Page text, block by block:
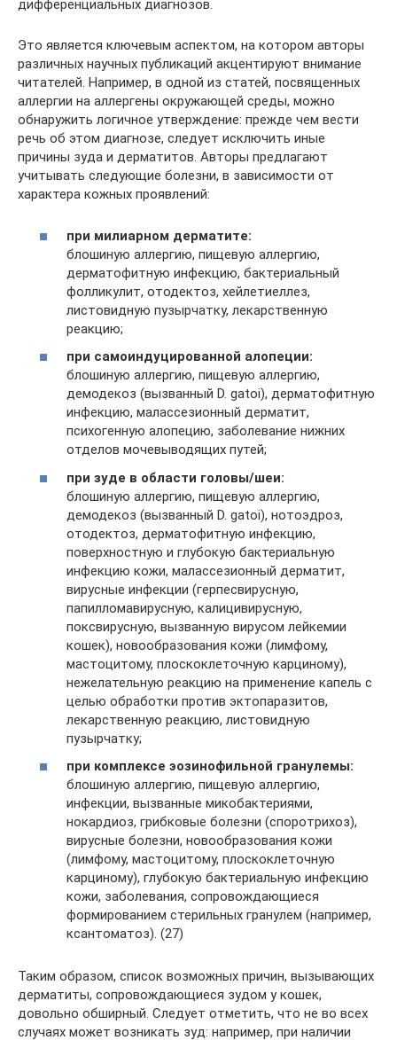
дифференциальных диагнозов.
Это является ключевым аспектом, на котором авторы
различных научных публикаций акцентируют внимание
читателей. Например, в одной из статей, посвященных
аллергии на аллергены окружающей среды, можно
обнаружить логичное утверждение: прежде чем вести
речь об этом диагнозе, следует исключить иные
причины зуда и дерматитов. Авторы предлагают
учитывать следующие болезни, в зависимости от
характера кожных проявлений:
при милиарном дерматите:
блошиную аллергию, пищевую аллергию,
дерматофитную инфекцию, бактериальный
фолликулит, отодектоз, хейлетиеллез,
листовидную пузырчатку, лекарственную
реакцию;
при самоиндуцированной алопеции:
блошиную аллергию, пищевую аллергию,
демодекоз (вызванный D. gatoi), дерматофитную
инфекцию, малассезионный дерматит,
психогенную алопецию, заболевание нижних
отделов мочевыводящих путей;
при зуде в области головы/шеи:
блошиную аллергию, пищевую аллергию,
демодекоз (вызванный D. gatoi), нотоэдроз,
отодектоз, дерматофитную инфекцию,
поверхностную и глубокую бактериальную
инфекцию кожи, малассезионный дерматит,
вирусные инфекции (герпесвирусную,
папилломавирусную, калицивирусную,
поксвирусную, вызванную вирусом лейкемии
кошек), новообразования кожи (лимфому,
мастоцитому, плоскоклеточную карциному),
нежелательную реакцию на применение капель с
целью обработки против эктопаразитов,
лекарственную реакцию, листовидную
пузырчатку;
при комплексе эозинофильной гранулемы:
блошиную аллергию, пищевую аллергию,
инфекции, вызванные микобактериями,
нокардиоз, грибковые болезни (споротрихоз),
вирусные болезни, новообразования кожи
(лимфому, мастоцитому, плоскоклеточную
карциному), глубокую бактериальную инфекцию
кожи, заболевания, сопровождающиеся
формированием стерильных гранулем (например,
ксантоматоз). (27)
Таким образом, список возможных причин, вызывающих
дерматиты, сопровождающиеся зудом у кошек,
довольно обширный. Следует отметить, что не во всех
случаях может возникать зуд: например, при наличии